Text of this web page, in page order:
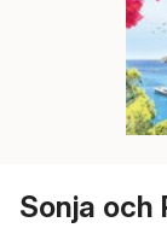
Sonja och